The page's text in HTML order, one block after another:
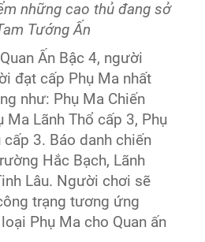
những cao thủ đang sở
Tướng Ấn
Ấn Bậc 4, người
đạt cấp Phụ Ma nhất
như: Phụ Ma Chiến
Ma Lãnh Thổ cấp 3, Phụ
cấp 3. Báo danh chiến
Hắc Bạch, Lãnh
Lâu. Người chơi sẽ
trạng tương ứng
Phụ Ma cho Quan ấn